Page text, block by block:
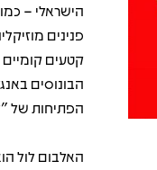
הישראלי –
פנינים
קטעים קומיים
הפתיחות של
האלבום לול